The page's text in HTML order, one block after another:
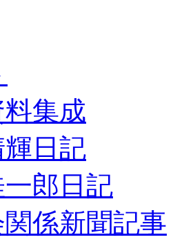
集成
日記
郎日記
係新聞記事